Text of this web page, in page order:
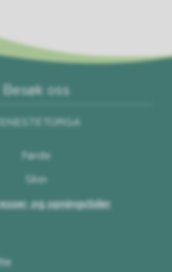
Besøk oss
TENESTETORGA
Førde
Skei
og opningstider